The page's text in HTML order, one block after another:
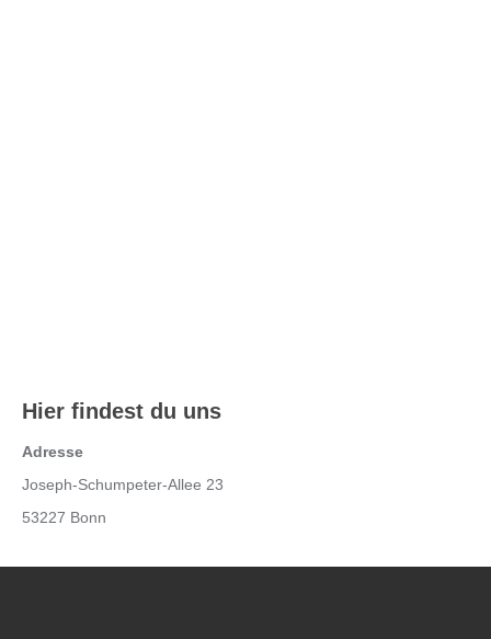
Hier findest du uns
Adresse
Joseph-Schumpeter-Allee 23
53227 Bonn